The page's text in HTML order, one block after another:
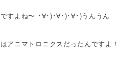
すよね〜 ･∀･)･∀･)･∀･)うんうん
アニマトロニクスだったんですよ！